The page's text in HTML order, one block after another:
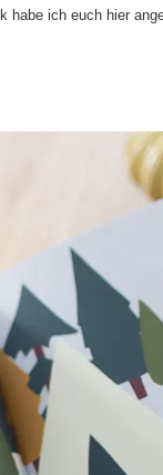
ich euch hier